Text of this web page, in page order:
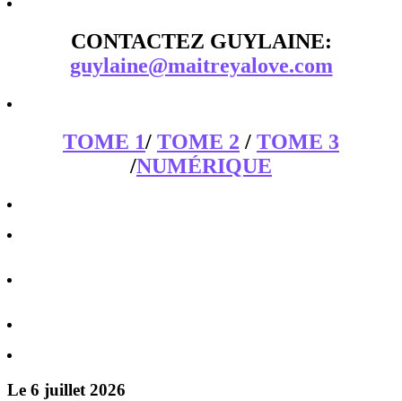
CONTACTEZ GUYLAINE:
guylaine@maitreyalove.com
TOME 1/ TOME 2 / TOME 3
/NUMÉRIQUE
Le 6 juillet 2026